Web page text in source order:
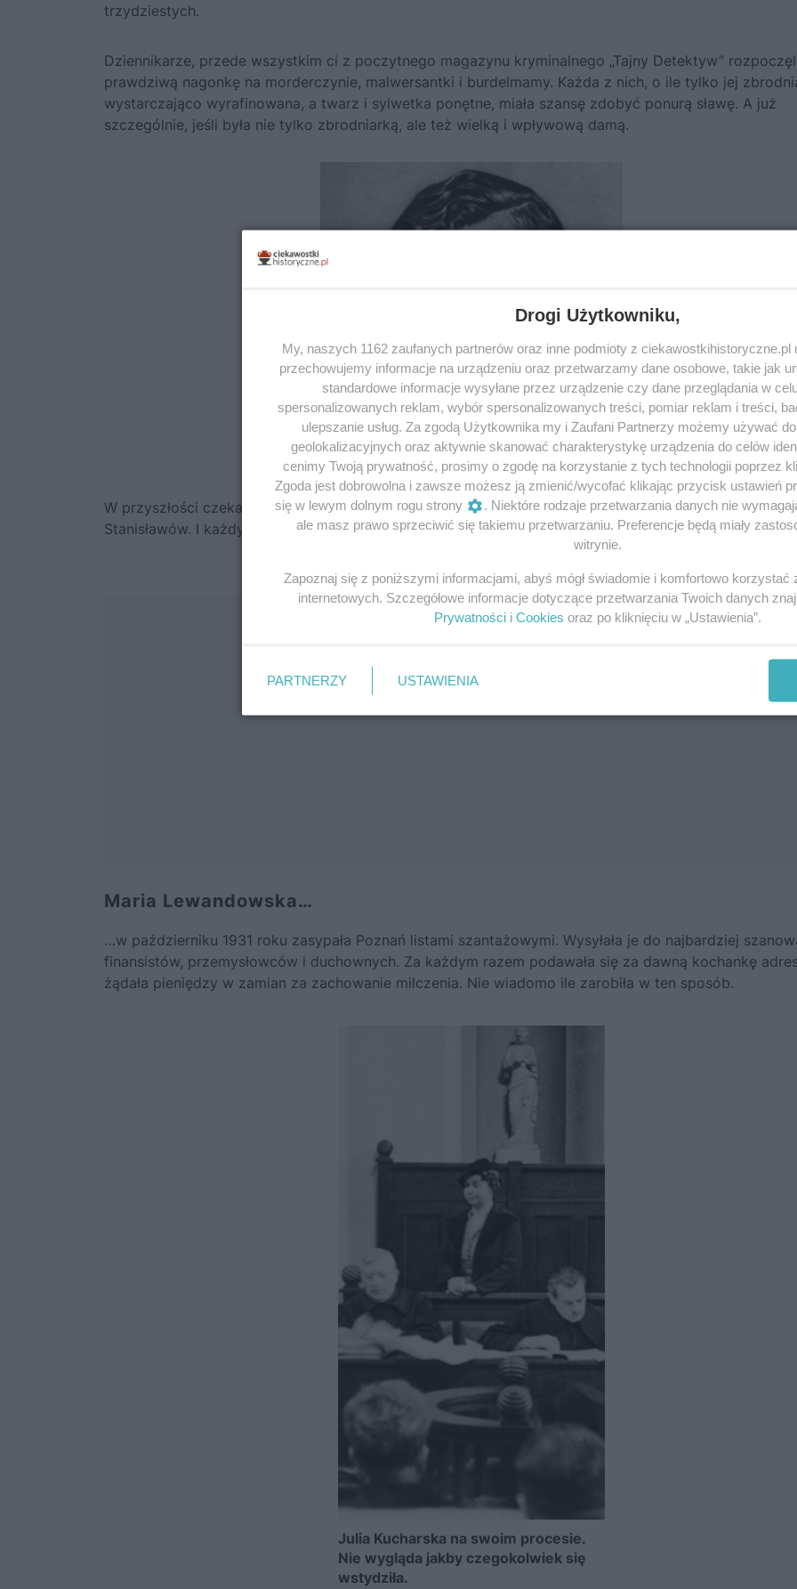
trzydziestych.
Dziennikarze, przede wszystkim ci z poczytnego magazynu kryminalnego „Tajny Detektyw”
prawdziwą nagonkę na morderczynie, malwersantki i burdelmamy. Każda z nich, o ile tylko jej
wystarczająco wyrafinowana, a twarz i sylwetka ponętne, miała szansę zdobyć ponurą sławę. A już
szczególnie, jeśli była nie tylko zbrodniarką, ale też wielką i wpływową damą.
W przyszłości czekał ją poniżający proces. Teraz jednak mówiła o niej cała Polska. Od Gdyni po
Stanisławów. I każdy chciał wiedzieć: dlaczego to zrobiła.
Maria Lewandowska…
…w październiku 1931 roku zasypała Poznań listami szantażowymi. Wysyłała je do najbardziej
finansistów, przemysłowców i duchownych. Za każdym razem podawała się za dawną kochankę
żądała pieniędzy w zamian za zachowanie milczenia. Nie wiadomo ile zarobiła w ten sposób.
Julia Kucharska na swoim procesie.
Nie wygląda jakby czegokolwiek się
wstydziła.
Drogi Użytkowniku,
My, naszych 1162 zaufanych partnerów oraz inne podmioty z ciekawostkihistoryczne.pl
przechowujemy informacje na urządzeniu oraz przetwarzamy dane osobowe, takie jak
standardowe informacje wysyłane przez urządzenie czy dane przeglądania w
spersonalizowanych reklam, wybór spersonalizowanych treści, pomiar reklam i treści,
ulepszanie usług. Za zgodą Użytkownika my i Zaufani Partnerzy możemy używać
geolokalizacyjnych oraz aktywnie skanować charakterystykę urządzenia do celów
cenimy Twoją prywatność, prosimy o zgodę na korzystanie z tych technologii poprzez
Zgoda jest dobrowolna i zawsze możesz ją zmienić/wycofać klikając przycisk ustawień
się w lewym dolnym rogu strony
. Niektóre rodzaje przetwarzania danych nie
ale masz prawo sprzeciwić się takiemu przetwarzaniu. Preferencje będą miały
witrynie.
Zapoznaj się z poniższymi informacjami, abyś mógł świadomie i komfortowo
internetowych. Szczegółowe informacje dotyczące przetwarzania Twoich danych
Prywatności i Cookies oraz po kliknięciu w „Ustawienia”.
PARTNERZY USTAWIENIA